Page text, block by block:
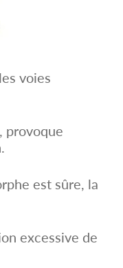
voies
provoque
est sûre, la
excessive de